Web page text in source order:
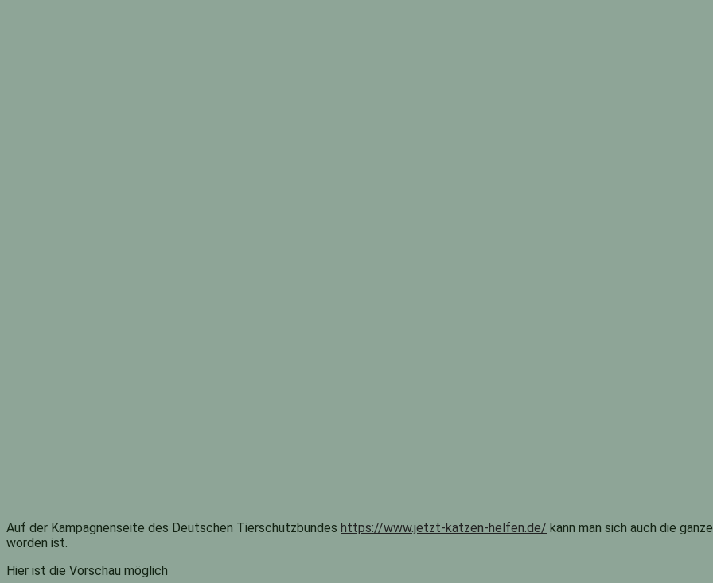
Auf der Kampagnenseite des Deutschen Tierschutzbundes https://www.jetzt-katzen-helfen.de/ kann man sich auch die
worden ist.
Hier ist die Vorschau möglich